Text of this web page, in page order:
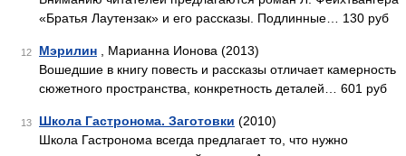
«Братья Лаутензак» и его рассказы. Подлинные… 130 руб
12 Мэрилин , Марианна Ионова (2013)
Вошедшие в книгу повесть и рассказы отличает камерность
сюжетного пространства, конкретность деталей… 601 руб
13 Школа Гастронома. Заготовки (2010)
Школа Гастронома всегда предлагает то, что нужно